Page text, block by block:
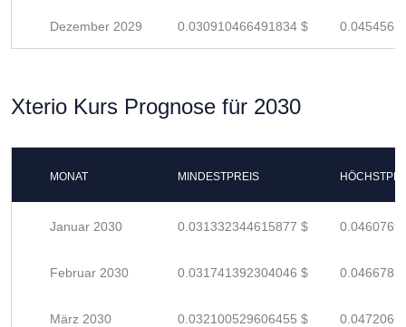
Dezember 2029 0.030910466491834 $
Xterio Kurs Prognose für 2030
MONAT MINDESTPREIS
Januar 2030 0.031332344615877 $
Februar 2030 0.031741392304046 $
März 2030 0.032100529606455 $